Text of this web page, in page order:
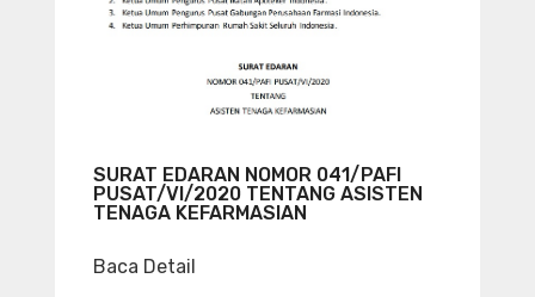
SURAT EDARAN NOMOR 041/PAFI
PUSAT/VI/2020 TENTANG ASISTEN
TENAGA KEFARMASIAN
Baca Detail